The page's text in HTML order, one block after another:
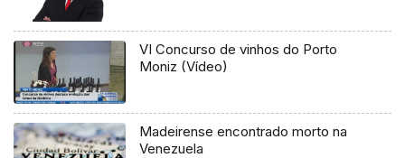
VI Concurso de vinhos do Porto
Moniz (Vídeo)
Madeirense encontrado morto na
Venezuela